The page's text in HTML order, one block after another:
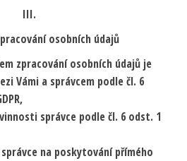
III.
osobních údajů
zpracování osobních údajů je
Vámi a správcem podle čl. 6
správce podle čl. 6 odst. 1
na poskytování přímého